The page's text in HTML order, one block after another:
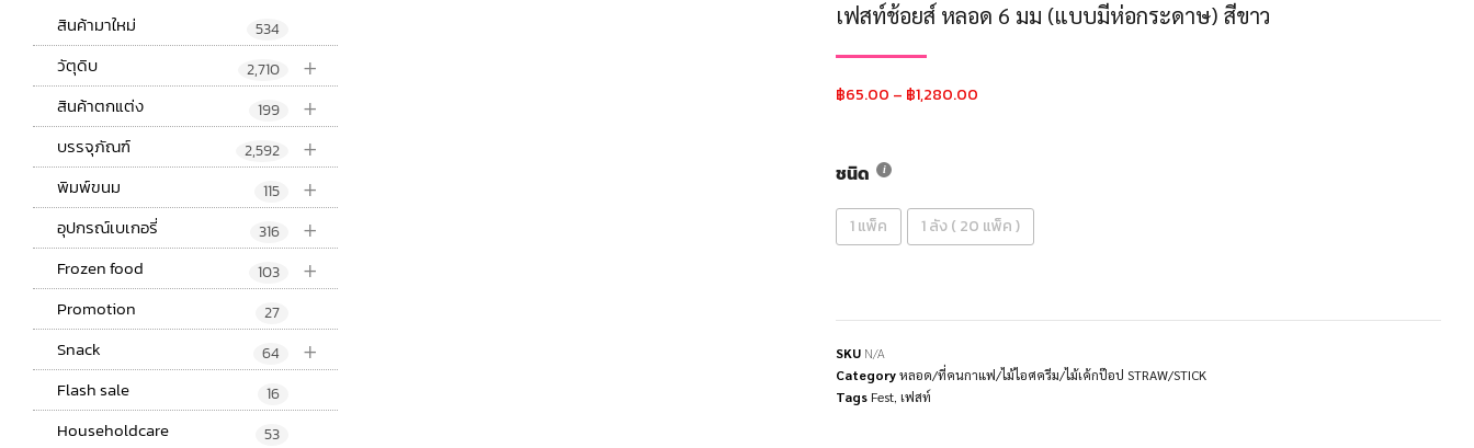
สินค้ามาใหม่ 534
+
วัตุดิบ 2,710
+
สินค้าตกแต่ง 199
+
บรรจุภัณฑ์ 2,592
+
พิมพ์ขนม 115
+
อุปกรณ์เบเกอรี่ 316
+
Frozen food 103
Promotion 27
+
Snack 64
Flash sale 16
Householdcare 53
เฟสท์ช้อยส์ หลอด 6 มม (แบบมีห่อกระดาษ) สีขาว
฿65.00 – ฿1,280.00
ชนิด
1 แพ็ค 1 ลัง ( 20 แพ็ค )
SKU N/A
Categoryหลอด/ที่คนกาแฟ/ไม้ไอศครีม/ไม้เค้กป๊อป STRAW/STICK
Tags Fest, เฟสท์